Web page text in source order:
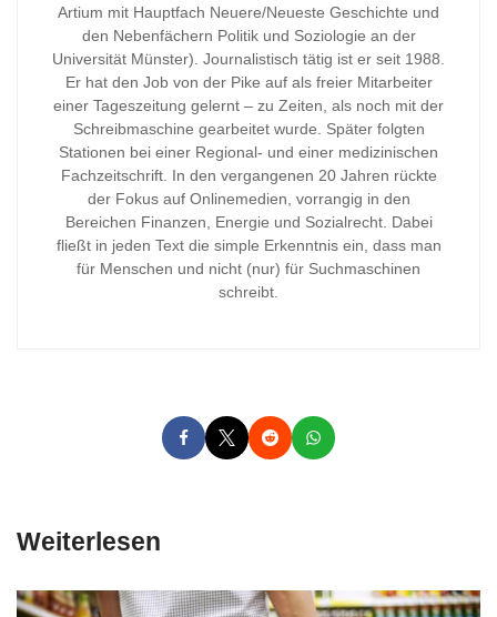
Artium mit Hauptfach Neuere/Neueste Geschichte und
den Nebenfächern Politik und Soziologie an der
Universität Münster). Journalistisch tätig ist er seit 1988.
Er hat den Job von der Pike auf als freier Mitarbeiter
einer Tageszeitung gelernt – zu Zeiten, als noch mit der
Schreibmaschine gearbeitet wurde. Später folgten
Stationen bei einer Regional- und einer medizinischen
Fachzeitschrift. In den vergangenen 20 Jahren rückte
der Fokus auf Onlinemedien, vorrangig in den
Bereichen Finanzen, Energie und Sozialrecht. Dabei
fließt in jeden Text die simple Erkenntnis ein, dass man
für Menschen und nicht (nur) für Suchmaschinen
schreibt.
Weiterlesen